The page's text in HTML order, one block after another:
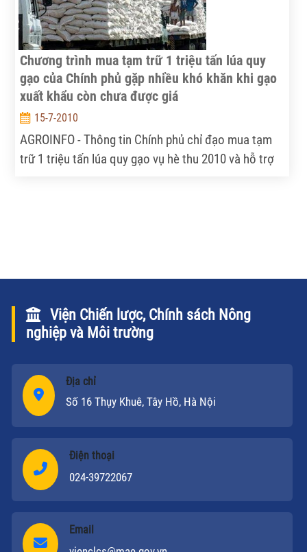
Chương trình mua tạm trữ 1 triệu tấn lúa quy
gạo của Chính phủ gặp nhiều khó khăn khi gạo
xuất khẩu còn chưa được giá
15-7-2010
AGROINFO - Thông tin Chính phủ chỉ đạo mua tạm
trữ 1 triệu tấn lúa quy gạo vụ hè thu 2010 và hỗ trợ
Viện Chiến lược, Chính sách Nông
nghiệp và Môi trường
Địa chỉ
Số 16 Thụy Khuê, Tây Hồ, Hà Nội
Điện thoại
024-39722067
Email